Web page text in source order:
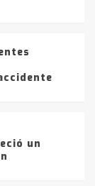
un